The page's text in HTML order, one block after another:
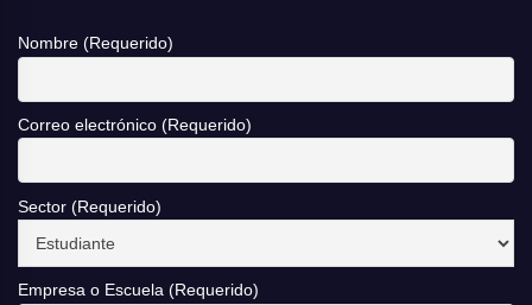
Nombre (Requerido)
Correo electrónico (Requerido)
Sector (Requerido)
Empresa o Escuela (Requerido)